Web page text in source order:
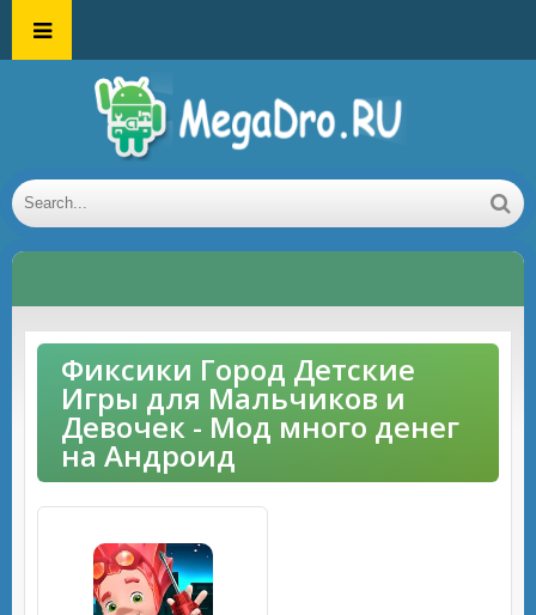
Фиксики Город Детские
Игры для Мальчиков и
Девочек - Мод много денег
на Андроид